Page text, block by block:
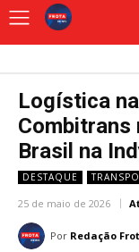
Logística
Combitrans
Brasil na
DESTAQUE
25 de maio de 2026
Por Redação